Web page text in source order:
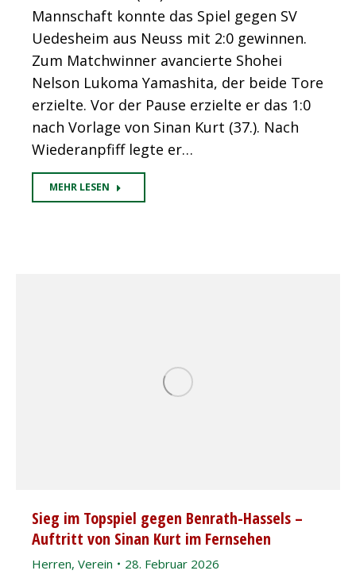
Mannschaft konnte das Spiel gegen SV
Uedesheim aus Neuss mit 2:0 gewinnen.
Zum Matchwinner avancierte Shohei
Nelson Lukoma Yamashita, der beide Tore
erzielte. Vor der Pause erzielte er das 1:0
nach Vorlage von Sinan Kurt (37.). Nach
Wiederanpfiff legte er…
MEHR LESEN
Sieg im Topspiel gegen Benrath-Hassels –
Auftritt von Sinan Kurt im Fernsehen
Herren, Verein 28. Februar 2026